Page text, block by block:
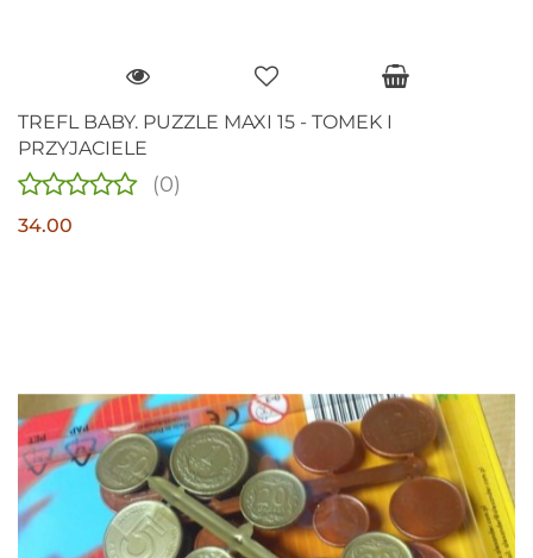
TREFL BABY. PUZZLE MAXI 15 - TOMEK I
PRZYJACIELE
(0)
34.00